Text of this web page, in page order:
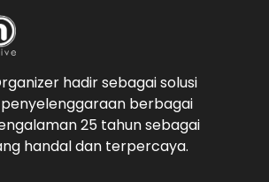
hadir sebagai solusi
berbagai
25 tahun sebagai
handal dan terpercaya.